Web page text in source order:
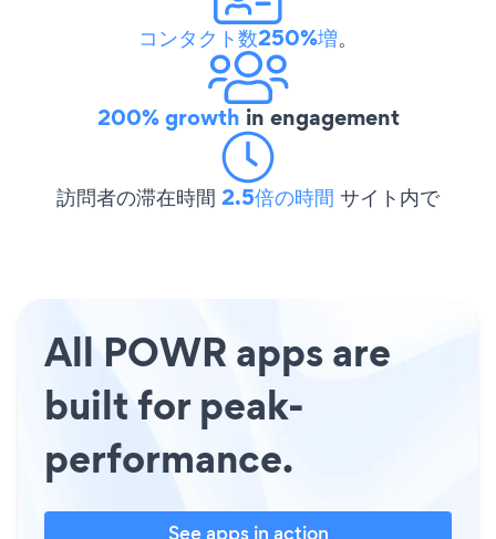
コンタクト数250%増。
200% growth in engagement
訪問者の滞在時間 2.5倍の時間 サイト内で
All POWR apps are
built for peak-
performance.
See apps in action